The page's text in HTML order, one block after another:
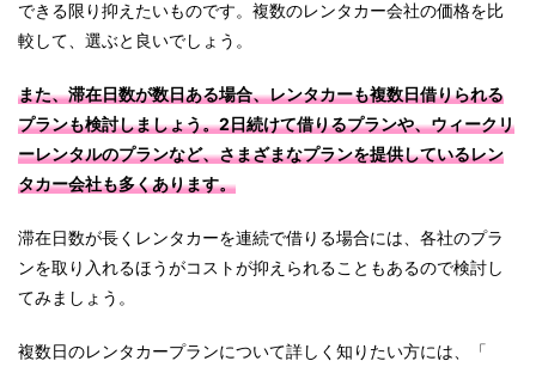
できる限り抑えたいものです。複数のレンタカー会社の価格を比
較して、選ぶと良いでしょう。
また、滞在日数が数日ある場合、レンタカーも複数日借りられる
プランも検討しましょう。2日続けて借りるプランや、ウィークリ
ーレンタルのプランなど、さまざまなプランを提供しているレン
タカー会社も多くあります。
滞在日数が長くレンタカーを連続で借りる場合には、各社のプラ
ンを取り入れるほうがコストが抑えられることもあるので検討し
てみましょう。
複数日のレンタカープランについて詳しく知りたい方には、「